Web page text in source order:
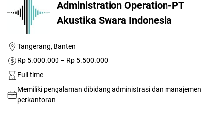
Administration Operation-PT
Akustika Swara Indonesia
Tangerang, Banten
Rp 5.000.000 – Rp 5.500.000
Full time
Memiliki pengalaman dibidang administrasi dan manajemen
perkantoran